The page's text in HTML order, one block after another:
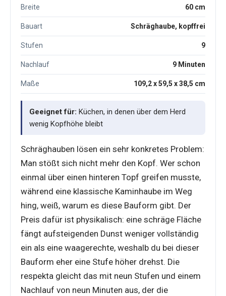
Breite 60 cm
Bauart Schräghaube, kopffrei
Stufen 9
Nachlauf 9 Minuten
Maße 109,2 x 59,5 x 38,5 cm
Geeignet für: Küchen, in denen über dem Herd
wenig Kopfhöhe bleibt
Schräghauben lösen ein sehr konkretes Problem:
Man stößt sich nicht mehr den Kopf. Wer schon
einmal über einen hinteren Topf greifen musste,
während eine klassische Kaminhaube im Weg
hing, weiß, warum es diese Bauform gibt. Der
Preis dafür ist physikalisch: eine schräge Fläche
fängt aufsteigenden Dunst weniger vollständig
ein als eine waagerechte, weshalb du bei dieser
Bauform eher eine Stufe höher drehst. Die
respekta gleicht das mit neun Stufen und einem
Nachlauf von neun Minuten aus, der die